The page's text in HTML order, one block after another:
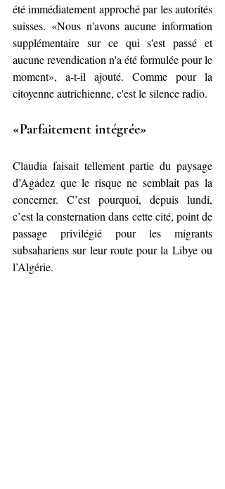
été immédiatement approché par les autorités
suisses. «Nous n'avons aucune information
supplémentaire sur ce qui s'est passé et
aucune revendication n'a été formulée pour le
moment», a-t-il ajouté. Comme pour la
citoyenne autrichienne, c'est le silence radio.
«Parfaitement intégrée»
Claudia faisait tellement partie du paysage
d’Agadez que le risque ne semblait pas la
concerner. C’est pourquoi, depuis lundi,
c’est la consternation dans cette cité, point de
passage privilégié pour les migrants
subsahariens sur leur route pour la Libye ou
l’Algérie.